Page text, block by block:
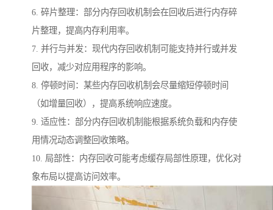
6. 碎片整理：部分内存回收机制会在回收后进行内存碎
片整理，提高内存利用率。
7. 并行与并发：现代内存回收机制可能支持并行或并发
回收，减少对应用程序的影响。
8. 停顿时间：某些内存回收机制会尽量缩短停顿时间
（如增量回收），提高系统响应速度。
9. 适应性：部分内存回收机制能根据系统负载和内存使
用情况动态调整回收策略。
10. 局部性：内存回收可能考虑缓存局部性原理，优化对
象布局以提高访问效率。